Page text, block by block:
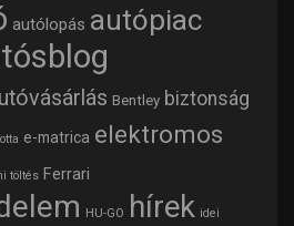
autólopás autópiac
Bentley biztonság
e-matrica elektromos
töltés Ferrari
HU-GO hírek idei